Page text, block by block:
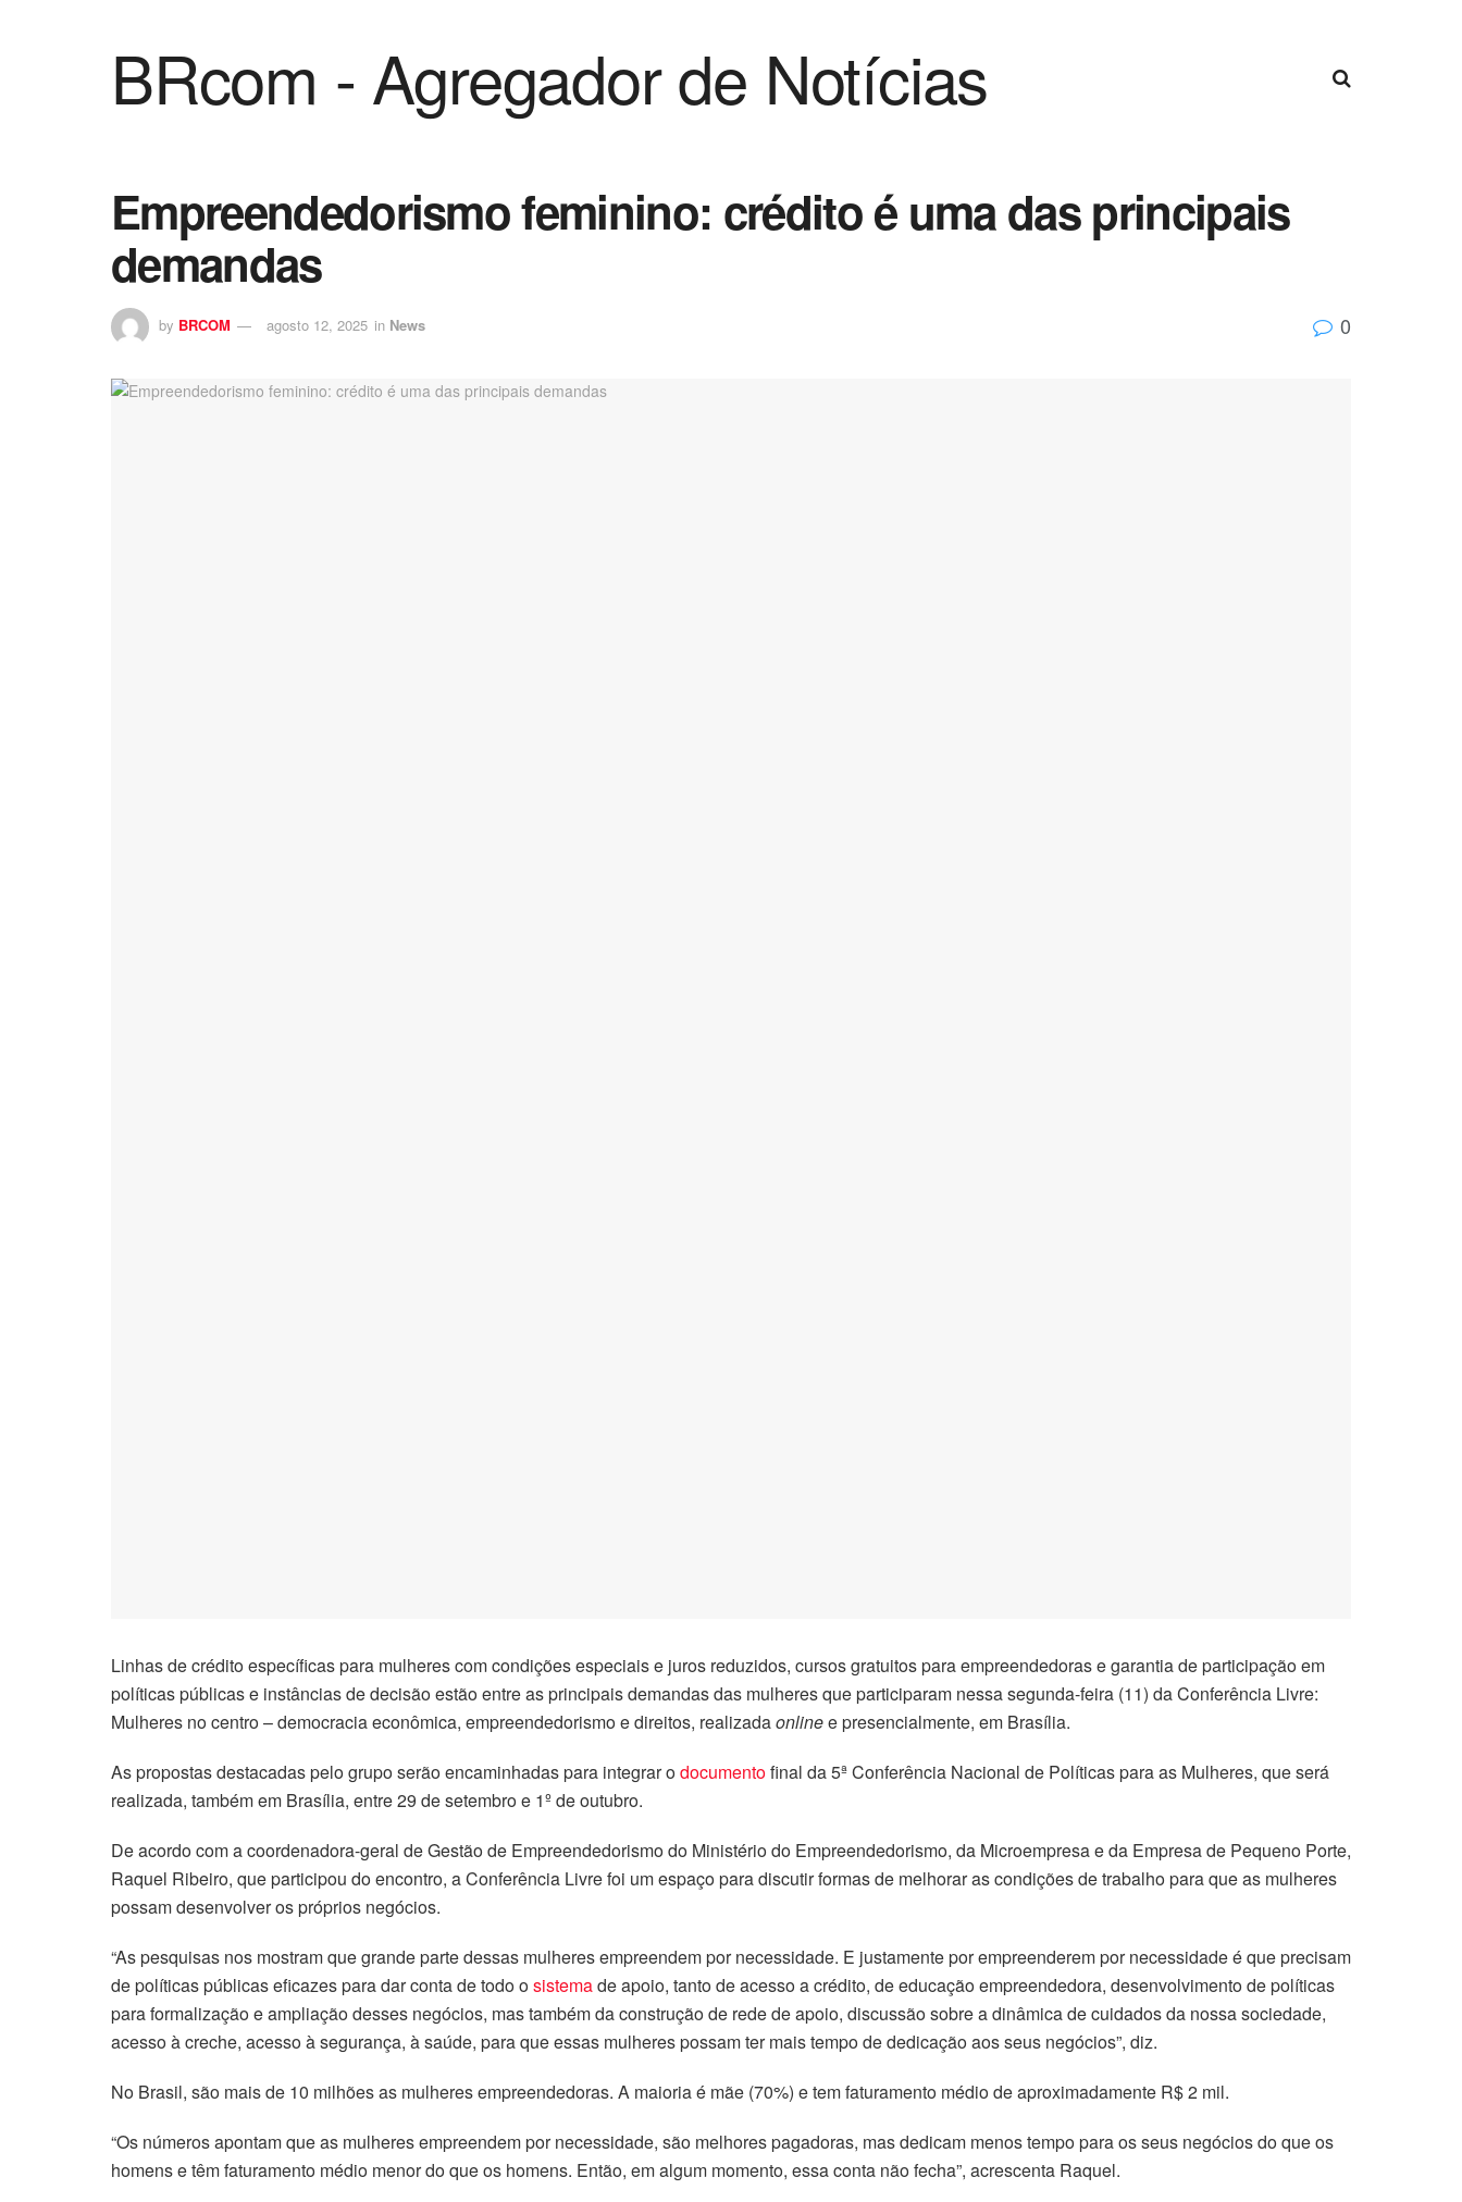
BRcom - Agregador de Notícias
Empreendedorismo feminino: crédito é uma das principais
demandas
by BRCOM agosto 12, 2025 in News 0
Linhas de crédito específicas para mulheres com condições especiais e juros reduzidos, cursos gratuitos para empreendedoras e garantia de participação em
políticas públicas e instâncias de decisão estão entre as principais demandas das mulheres que participaram nessa segunda-feira (11) da Conferência Livre:
Mulheres no centro – democracia econômica, empreendedorismo e direitos, realizadaonlinee presencialmente, em Brasília.
As propostas destacadas pelo grupo serão encaminhadas para integrar odocumentofinal da 5ª Conferência Nacional de Políticas para as Mulheres, que será
realizada, também em Brasília, entre 29 de setembro e 1º de outubro.
De acordo com a coordenadora-geral de Gestão de Empreendedorismo do Ministério do Empreendedorismo, da Microempresa e da Empresa de Pequeno Porte,
Raquel Ribeiro, que participou do encontro, a Conferência Livre foi um espaço para discutir formas de melhorar as condições de trabalho para que as mulheres
possam desenvolver os próprios negócios.
“As pesquisas nos mostram que grande parte dessas mulheres empreendem por necessidade. E justamente por empreenderem por necessidade é que precisam
de políticas públicas eficazes para dar conta de todo osistemade apoio, tanto de acesso a crédito, de educação empreendedora, desenvolvimento de políticas
para formalização e ampliação desses negócios, mas também da construção de rede de apoio, discussão sobre a dinâmica de cuidados da nossa sociedade,
acesso à creche, acesso à segurança, à saúde, para que essas mulheres possam ter mais tempo de dedicação aos seus negócios”, diz.
No Brasil, são mais de 10 milhões as mulheres empreendedoras. A maioria é mãe (70%) e tem faturamento médio de aproximadamente R$ 2 mil.
“Os números apontam que as mulheres empreendem por necessidade, são melhores pagadoras, mas dedicam menos tempo para os seus negócios do que os
homens e têm faturamento médio menor do que os homens. Então, em algum momento, essa conta não fecha”, acrescenta Raquel.